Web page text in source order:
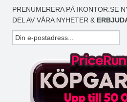
PRENUMERERA PÅ IKONTOR.SE
DEL AV VÅRA NYHETER &